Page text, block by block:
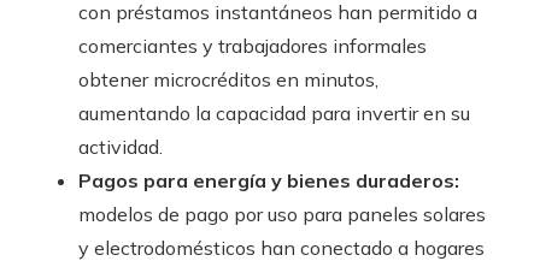
con préstamos instantáneos han permitido a
comerciantes y trabajadores informales
obtener microcréditos en minutos,
aumentando la capacidad para invertir en su
actividad.
Pagos para energía y bienes duraderos:
modelos de pago por uso para paneles solares
y electrodomésticos han conectado a hogares